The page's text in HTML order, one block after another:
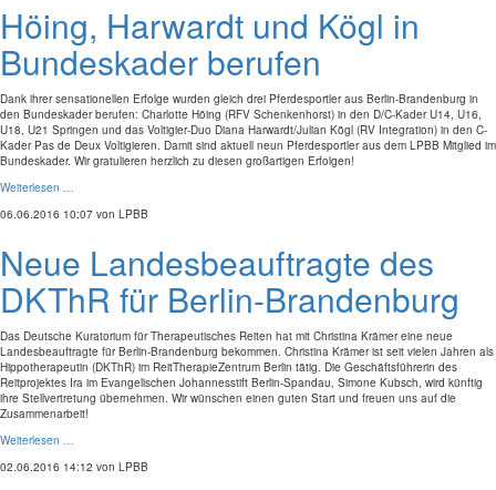
Höing, Harwardt und Kögl in
Bundeskader berufen
Dank ihrer sensationellen Erfolge wurden gleich drei Pferdesportler aus Berlin-Brandenburg in
den Bundeskader berufen: Charlotte Höing (RFV Schenkenhorst) in den D/C-Kader U14, U16,
U18, U21 Springen und das Voltigier-Duo Diana Harwardt/Julian Kögl (RV Integration) in den C-
Kader Pas de Deux Voltigieren. Damit sind aktuell neun Pferdesportler aus dem LPBB Mitglied im
Bundeskader. Wir gratulieren herzlich zu diesen großartigen Erfolgen!
Weiterlesen …
06.06.2016 10:07 von LPBB
Neue Landesbeauftragte des
DKThR für Berlin-Brandenburg
Das Deutsche Kuratorium für Therapeutisches Reiten hat mit Christina Krämer eine neue
Landesbeauftragte für Berlin-Brandenburg bekommen. Christina Krämer ist seit vielen Jahren als
Hippotherapeutin (DKThR) im ReitTherapieZentrum Berlin tätig. Die Geschäftsführerin des
Reitprojektes Ira im Evangelischen Johannesstift Berlin-Spandau, Simone Kubsch, wird künftig
ihre Stellvertretung übernehmen. Wir wünschen einen guten Start und freuen uns auf die
Zusammenarbeit!
Weiterlesen …
02.06.2016 14:12 von LPBB